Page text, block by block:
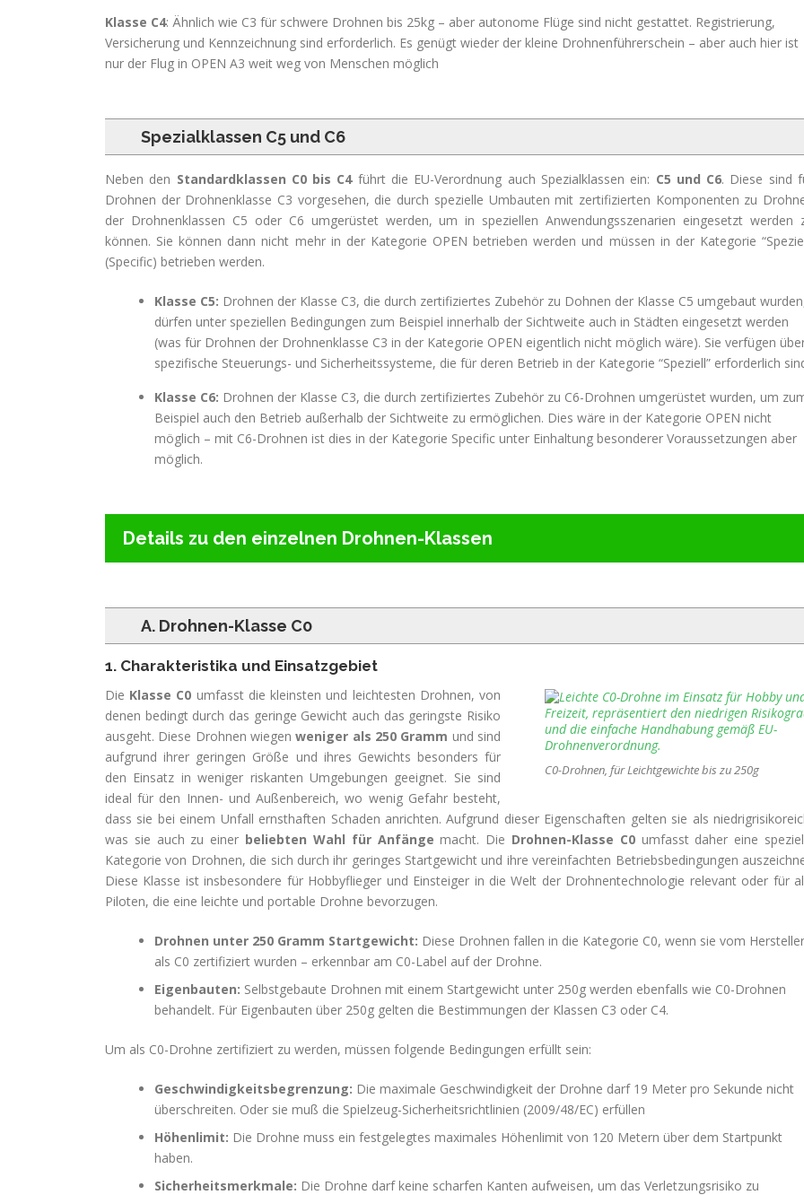
Klasse C4: Ähnlich wie C3 für schwere Drohnen bis 25kg – aber autonome Flüge sind nicht gestattet. Registrierung,
Versicherung und Kennzeichnung sind erforderlich. Es genügt wieder der kleine Drohnenführerschein – aber auch hier ist
nur der Flug in OPEN A3 weit weg von Menschen möglich
Spezialklassen C5 und C6
Neben den Standardklassen C0 bis C4führt die EU-Verordnung auch Spezialklassen ein: C5 und C6. Diese sind
Drohnen der Drohnenklasse C3 vorgesehen, die durch spezielle Umbauten mit zertifizierten Komponenten zu
der Drohnenklassen C5 oder C6 umgerüstet werden, um in speziellen Anwendungsszenarien eingesetzt werden
können. Sie können dann nicht mehr in der Kategorie OPEN betrieben werden und müssen in der Kategorie
(Specific) betrieben werden.
Klasse C5: Drohnen der Klasse C3, die durch zertifiziertes Zubehör zu Dohnen der Klasse C5 umgebaut
dürfen unter speziellen Bedingungen zum Beispiel innerhalb der Sichtweite auch in Städten eingesetzt werden
(was für Drohnen der Drohnenklasse C3 in der Kategorie OPEN eigentlich nicht möglich wäre). Sie verfügen
spezifische Steuerungs- und Sicherheitssysteme, die für deren Betrieb in der Kategorie “Speziell” erforderlich
Klasse C6: Drohnen der Klasse C3, die durch zertifiziertes Zubehör zu C6-Drohnen umgerüstet wurden, um
Beispiel auch den Betrieb außerhalb der Sichtweite zu ermöglichen. Dies wäre in der Kategorie OPEN nicht
möglich – mit C6-Drohnen ist dies in der Kategorie Specific unter Einhaltung besonderer Voraussetzungen aber
möglich.
Details zu den einzelnen Drohnen-Klassen
A. Drohnen-Klasse C0
1. Charakteristika und Einsatzgebiet
C0-Drohnen, für Leichtgewichte bis zu 250g
Die Klasse C0 umfasst die kleinsten und leichtesten Drohnen, von
denen bedingt durch das geringe Gewicht auch das geringste Risiko
ausgeht. Diese Drohnen wiegenweniger als 250 Gramm und sind
aufgrund ihrer geringen Größe und ihres Gewichts besonders für
den Einsatz in weniger riskanten Umgebungen geeignet. Sie sind
ideal für den Innen- und Außenbereich, wo wenig Gefahr besteht,
dass sie bei einem Unfall ernsthaften Schaden anrichten. Aufgrund dieser Eigenschaften gelten sie als
was sie auch zu einer beliebten Wahl für Anfänge macht. Die Drohnen-Klasse C0umfasst daher eine
Kategorie von Drohnen, die sich durch ihr geringes Startgewicht und ihre vereinfachten Betriebsbedingungen
Diese Klasse ist insbesondere für Hobbyflieger und Einsteiger in die Welt der Drohnentechnologie relevant oder für
Piloten, die eine leichte und portable Drohne bevorzugen.
Drohnen unter 250 Gramm Startgewicht: Diese Drohnen fallen in die Kategorie C0, wenn sie vom Hersteller
als C0 zertifiziert wurden – erkennbar am C0-Label auf der Drohne.
Eigenbauten: Selbstgebaute Drohnen mit einem Startgewicht unter 250g werden ebenfalls wie C0-Drohnen
behandelt. Für Eigenbauten über 250g gelten die Bestimmungen der Klassen C3 oder C4.
Um als C0-Drohne zertifiziert zu werden, müssen folgende Bedingungen erfüllt sein:
Geschwindigkeitsbegrenzung: Die maximale Geschwindigkeit der Drohne darf 19 Meter pro Sekunde nicht
überschreiten. Oder sie muß die Spielzeug-Sicherheitsrichtlinien (2009/48/EC) erfüllen
Höhenlimit: Die Drohne muss ein festgelegtes maximales Höhenlimit von 120 Metern über dem Startpunkt
haben.
Sicherheitsmerkmale: Die Drohne darf keine scharfen Kanten aufweisen, um das Verletzungsrisiko zu